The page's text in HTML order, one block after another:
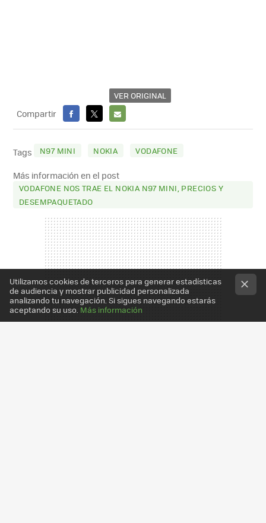
VER ORIGINAL
Compartir
FACEBOOK
X
E-
MAIL
Tags N97 MINI NOKIA VODAFONE
Más información en el post
VODAFONE NOS TRAE EL NOKIA N97 MINI, PRECIOS Y
DESEMPAQUETADO
Utilizamos cookies de terceros para generar estadísticas
de audiencia y mostrar publicidad personalizada
analizando tu navegación. Si sigues navegando estarás
aceptando su uso. Más información